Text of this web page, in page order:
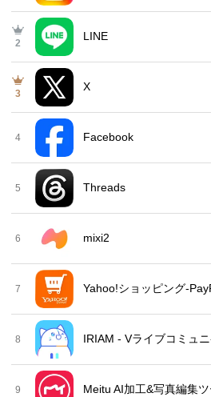
2
LINE
3
X
4 Facebook
5 Threads
6 mixi2
7 Yahoo!ショッピング-
8 IRIAM - Vライブコミュ
9 Meitu AI加工&写真編集